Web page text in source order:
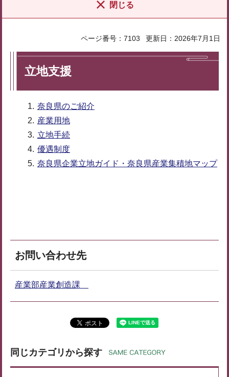
閉じる
ページ番号：7103 更新日：2026年7月1日
立地支援
奈良県のご紹介
産業用地
立地手続
優遇制度
奈良県企業立地ガイド・奈良県産業集積地マップ
お問い合わせ先
産業部産業創造課
同じカテゴリから探す